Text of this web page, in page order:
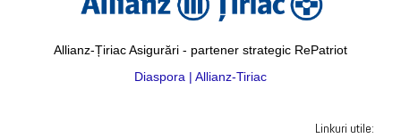
Allianz-Țiriac Asigurări - partener strategic RePatriot
Diaspora | Allianz-Tiriac
Linkuri utile: